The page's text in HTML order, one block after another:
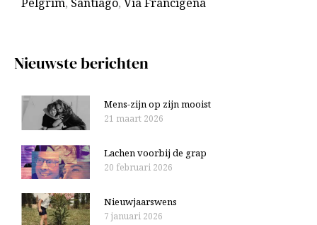
:
Pelgrim, Santiago, Via Francigena
Nieuwste berichten
Mens-zijn op zijn mooist
21 maart 2026
Lachen voorbij de grap
20 februari 2026
Nieuwjaarswens
7 januari 2026